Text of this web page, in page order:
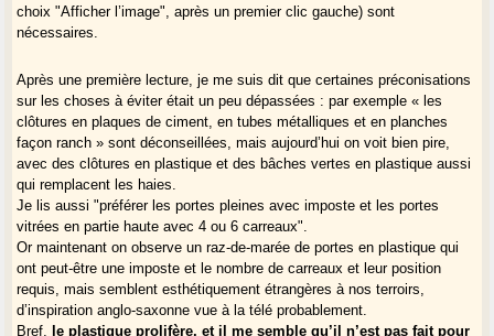
choix "Afficher l’image", après un premier clic gauche) sont
nécessaires.
Après une première lecture, je me suis dit que certaines préconisations
sur les choses à éviter était un peu dépassées : par exemple « les
clôtures en plaques de ciment, en tubes métalliques et en planches
façon ranch » sont déconseillées, mais aujourd’hui on voit bien pire,
avec des clôtures en plastique et des bâches vertes en plastique aussi
qui remplacent les haies.
Je lis aussi "préférer les portes pleines avec imposte et les portes
vitrées en partie haute avec 4 ou 6 carreaux".
Or maintenant on observe un raz-de-marée de portes en plastique qui
ont peut-être une imposte et le nombre de carreaux et leur position
requis, mais semblent esthétiquement étrangères à nos terroirs,
d’inspiration anglo-saxonne vue à la télé probablement.
Bref,
le plastique prolifère, et il me semble qu’il n’est pas fait pour